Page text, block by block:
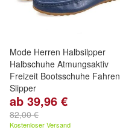
Mode Herren Halbsilpper
Halbschuhe Atmungsaktiv
Freizeit Bootsschuhe Fahren
Slipper
ab 39,96 €
82,00 €
Kostenloser Versand